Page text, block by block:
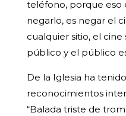
teléfono, porque eso
negarlo, es negar el
cualquier sitio, el
público y el público
De la Iglesia ha
reconocimientos
“Balada triste de